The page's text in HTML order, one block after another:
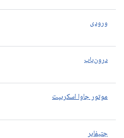
ورودی
درون‌یاب
موتور جاوا اسکریپت
جتیفایر